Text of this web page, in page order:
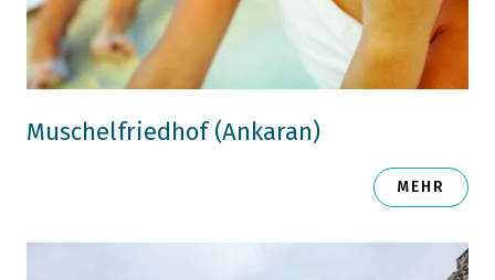
Muschelfriedhof (Ankaran)
MEHR